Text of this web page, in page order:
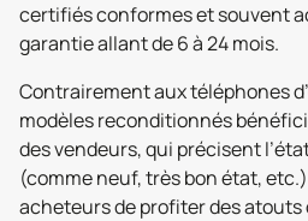
certifiés conformes et souvent
garantie allant de 6 à 24 mois.
Contrairement aux téléphones
modèles reconditionnés
des vendeurs, qui précisent
(comme neuf, très bon état,
acheteurs de profiter des atouts